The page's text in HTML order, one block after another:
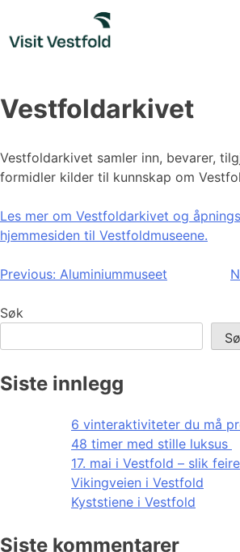
content
Vestfoldarkivet
Vestfoldarkivet samler inn, bevarer,
formidler kilder til kunnskap om
Les mer om Vestfoldarkivet og
hjemmesiden til Vestfoldmuseene.
Innleggsnavigasjon
Previous: Aluminiummuseet
Søk
Siste innlegg
6 vinteraktiviteter du må
48 timer med stille luksus
17. mai i Vestfold – slik
Vikingveien i Vestfold
Kyststiene i Vestfold
Siste kommentarer